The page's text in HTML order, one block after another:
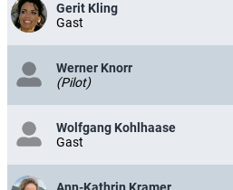
Gerit Kling
Gast
Werner Knorr
(Pilot)
Wolfgang Kohlhaase
Gast